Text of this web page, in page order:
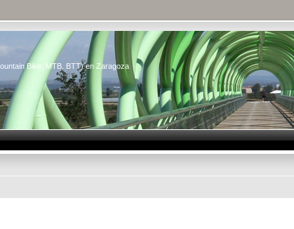
Bike, MTB, BTT) en Zaragoza